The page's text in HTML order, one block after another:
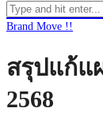
Brand Move !!
สรุปแก้แ
2568